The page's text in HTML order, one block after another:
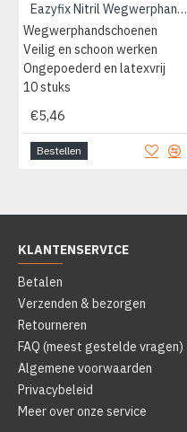
Eazyfix Nitril Wegwerphandschoenen
Wegwerphandschoenen
Veilig en schoon werken
Ongepoederd en latexvrij
10 stuks
€5,46
Bestellen
KLANTENSERVICE
Betalen
Verzenden & bezorgen
Retourneren
FAQ (meest gestelde vragen)
Algemene voorwaarden
Privacybeleid
Meer over onze service